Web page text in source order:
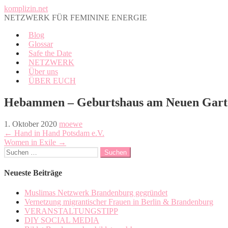
Zum
Inhalt
komplizin.net
NETZWERK FÜR FEMININE ENERGIE
Blog
Glossar
Safe the Date
NETZWERK
Über uns
ÜBER EUCH
Hebammen – Geburtshaus am Neuen
1. Oktober 2020 moewe
Beitragsnavigation
← Hand in Hand Potsdam e.V.
Women in Exile →
Suchen
nach:
Neueste Beiträge
Muslimas Netzwerk Brandenburg gegründet
Vernetzung migrantischer Frauen in Berlin & Brandenburg
VERANSTALTUNGSTIPP
DIY SOCIAL MEDIA